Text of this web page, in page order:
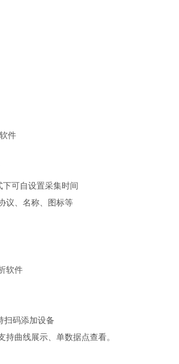
件
下可自设置采集时间
议、名称、图标等
软件
扫码添加设备
曲线展示、单数据点查看。